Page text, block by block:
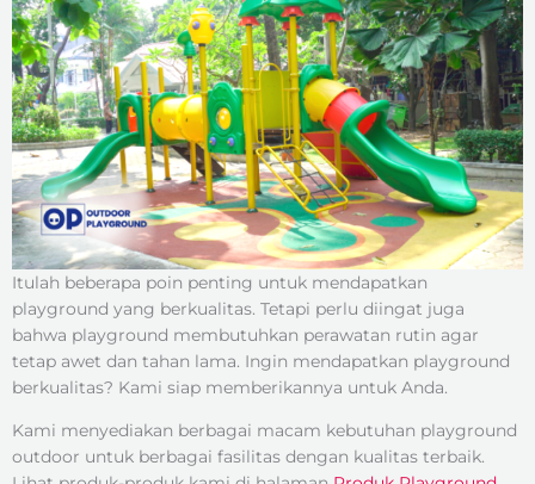
Itulah beberapa poin penting untuk mendapatkan
playground yang berkualitas. Tetapi perlu diingat juga
bahwa playground membutuhkan perawatan rutin agar
tetap awet dan tahan lama. Ingin mendapatkan playground
berkualitas? Kami siap memberikannya untuk Anda.
Kami menyediakan berbagai macam kebutuhan playground
outdoor untuk berbagai fasilitas dengan kualitas terbaik.